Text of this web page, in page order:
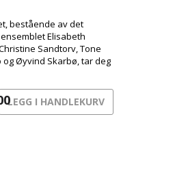
bestående av det
Elisabeth
Sandtorv, Tone
Øyvind Skarbø, tar deg
liv til de fantastiske
Gustav Lorentzen,
LEGG I HANDLEKURV